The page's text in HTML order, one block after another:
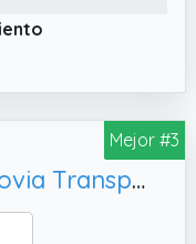
solo 747 g
mochilas
cómodo y
Mejor #3
PERLETTI Paraguas Novia Transparente Largo - Paraguas Mujer Boda Elegante Lluvia Clásico Blanco - Paraguas Resistente Grande y Antiviento con Apertura Automática - Diámetro 86 cm (Transparente)